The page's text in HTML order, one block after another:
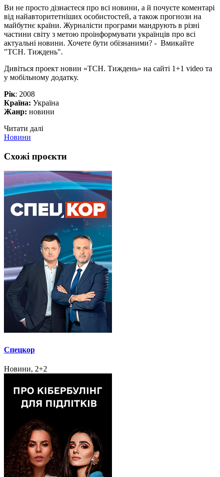
Ви не просто дізнаєтеся про всі новини, а й почуєте коментарі
від найавторитетніших особистостей, а також прогнози на
майбутнє країни. Журналісти програми мандрують в різні
частини світу з метою проінформувати українців про всі
актуальні новини. Хочете бути обізнаними? - Вмикайте
"ТСН. Тиждень".
Дивіться проект новин «ТСН. Тиждень» на сайті 1+1 video та
у мобільному додатку.
Рік: 2008
Країна: Україна
Жанр: новини
Читати далі
Новини
Схожі проєкти
Спецкор
Новини, 2+2